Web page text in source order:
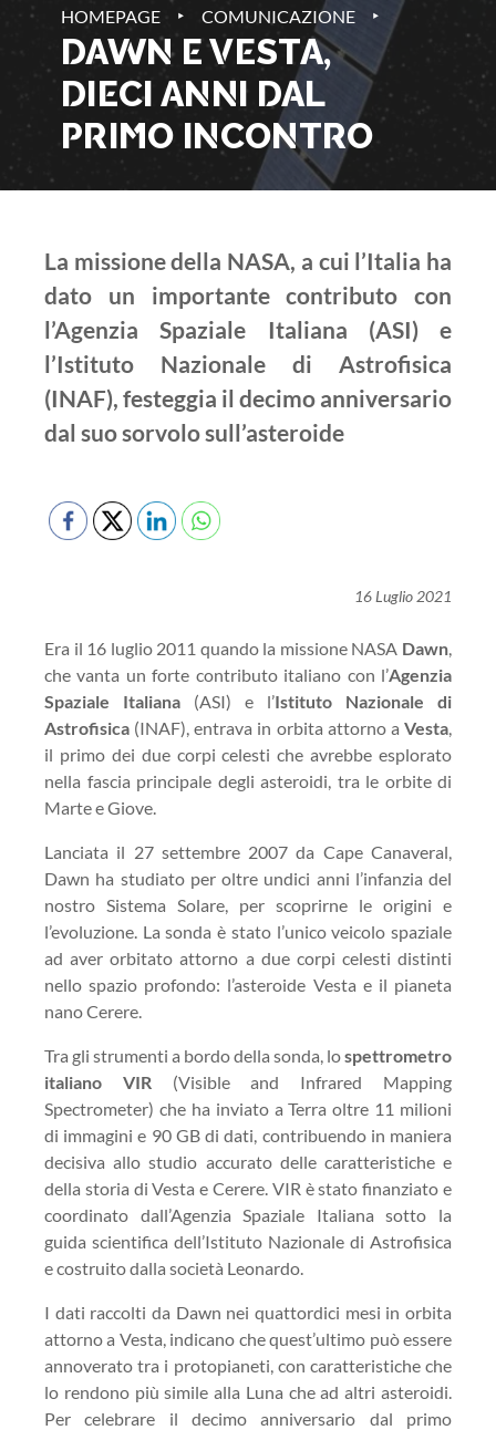
HOMEPAGE ‣ COMUNICAZIONE ‣
DAWN E VESTA,
DIECI ANNI DAL
PRIMO INCONTRO
La missione della NASA, a cui l’Italia ha
dato un importante contributo con
l’Agenzia Spaziale Italiana (ASI) e
l’Istituto Nazionale di Astrofisica
(INAF), festeggia il decimo anniversario
dal suo sorvolo sull’asteroide
16 Luglio 2021
Era il 16 luglio 2011 quando la missione NASA Dawn,
che vanta un forte contributo italiano con l’Agenzia
Spaziale Italiana (ASI) e l’Istituto Nazionale di
Astrofisica (INAF), entrava in orbita attorno a Vesta,
il primo dei due corpi celesti che avrebbe esplorato
nella fascia principale degli asteroidi, tra le orbite di
Marte e Giove.
Lanciata il 27 settembre 2007 da Cape Canaveral,
Dawn ha studiato per oltre undici anni l’infanzia del
nostro Sistema Solare, per scoprirne le origini e
l’evoluzione. La sonda è stato l’unico veicolo spaziale
ad aver orbitato attorno a due corpi celesti distinti
nello spazio profondo: l’asteroide Vesta e il pianeta
nano Cerere.
Tra gli strumenti a bordo della sonda, lospettrometro
italiano VIR(Visible and Infrared Mapping
Spectrometer) che ha inviato a Terra oltre 11 milioni
di immagini e 90 GB di dati, contribuendo in maniera
decisiva allo studio accurato delle caratteristiche e
della storia di Vesta e Cerere. VIR è stato finanziato e
coordinato dall’Agenzia Spaziale Italiana sotto la
guida scientifica dell’Istituto Nazionale di Astrofisica
e costruito dalla società Leonardo.
I dati raccolti da Dawn nei quattordici mesi in orbita
attorno a Vesta, indicano che quest’ultimo può essere
annoverato tra i protopianeti, con caratteristiche che
lo rendono più simile alla Luna che ad altri asteroidi.
Per celebrare il decimo anniversario dal primo